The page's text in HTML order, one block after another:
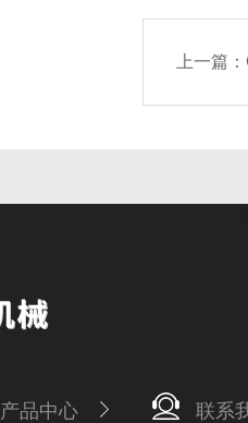
上一篇：
产品中心 联系